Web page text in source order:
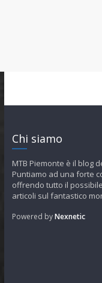
Chi siamo
MTB Piemonte è il blog
Puntiamo ad una forte
offrendo tutto il
articoli sul fantastico
Powered byNexnetic